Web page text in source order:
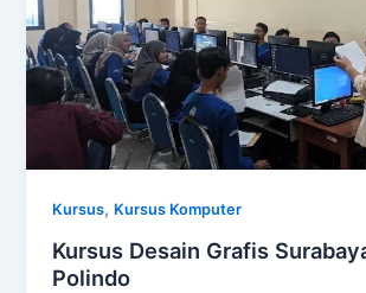
Kursus, Kursus Komputer
Kursus Desain Grafis
Polindo